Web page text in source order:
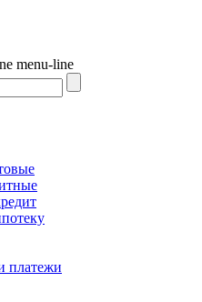
menu-line
платежи